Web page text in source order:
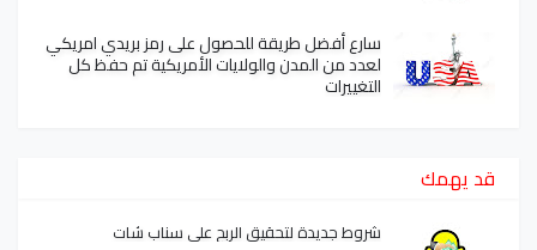
سارع أفضل طريقة للحصول على رمز بريدي امريكي
لعدد من المدن والولايات الأمريكية تم حفظ كل
التغييرات
قد يهمك
شروط جديدة لتحقيق الربح على سناب شات